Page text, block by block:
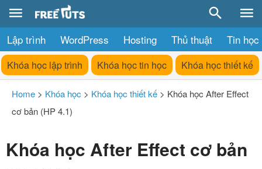
Lập trình WordPress Hosting Thủ thuật Tin học
Khóa học lập trình Khóa học tin học Khóa học thiết kế
Home > Khóa học > Khóa học thiết kế > Khóa học After Effect
cơ bản (HP 4.1)
Khóa học After Effect cơ bản